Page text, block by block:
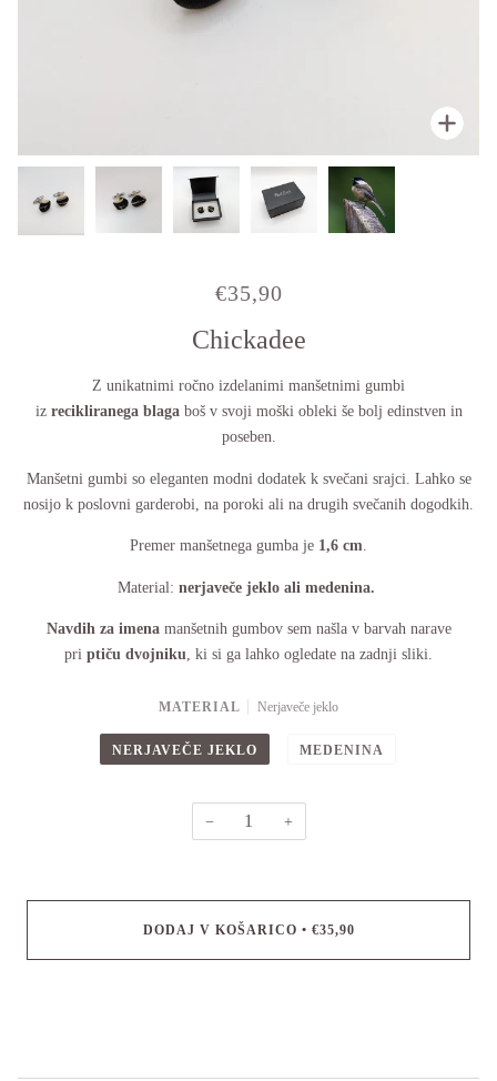
€35,90
Chickadee
Z unikatnimi ročno izdelanimi manšetnimi gumbi
iz recikliranegablaga boš v svoji moški obleki še bolj edinstven in
poseben.
Manšetni gumbi so eleganten modni dodatek k svečani srajci. Lahko se
nosijo k poslovni garderobi, na poroki ali na drugih svečanih dogodkih.
Premer manšetnega gumba je 1,6 cm
Material: nerjaveče jeklo ali medenina.
Navdih za imena manšetnih gumbov sem našla v barvah narave
pri ptiču dvojniku , ki si ga lahko ogledate na zadnji sliki.
MATERIAL Nerjaveče jeklo
NERJAVEČE JEKLO MEDENINA
− +
DODAJ V KOŠARICO • €35,90